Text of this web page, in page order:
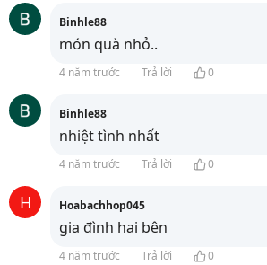
Binhle88
món quà nhỏ..
4 năm trước Trả lời 0
Binhle88
nhiệt tình nhất
4 năm trước Trả lời 0
H Hoabachhop045
gia đình hai bên
4 năm trước Trả lời 0